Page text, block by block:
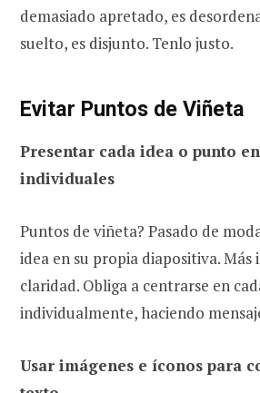
demasiado apretado, es
suelto, es disjunto. Tenlo justo.
Evitar Puntos de Viñeta
Presentar cada idea o punto
individuales
Puntos de viñeta? Pasado de
idea en su propia diapositiva. Más
claridad. Obliga a centrarse en
individualmente, haciendo
Usar imágenes e íconos para